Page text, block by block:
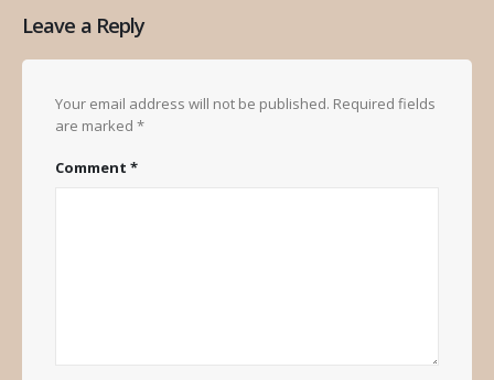
Leave a Reply
Your email address will not be published. Required fields
are marked *
Comment *